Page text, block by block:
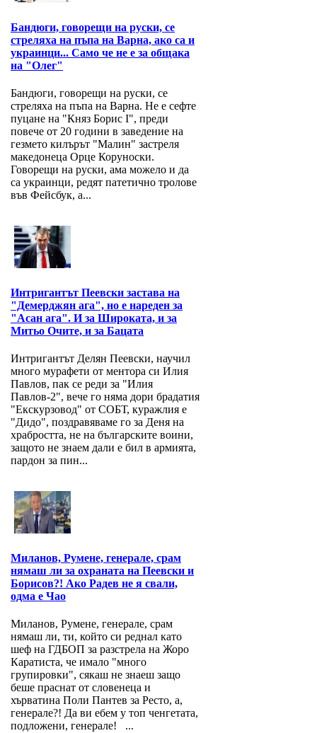
Бандюги, говорещи на руски, се
стреляха на пъпа на Варна, ако са и
украинци... Само че не е за общака
на "Олег"
Бандюги, говорещи на руски, се
стреляха на пъпа на Варна. Не е сефте
пуцане на "Княз Борис I", преди
повече от 20 години в заведение на
гезмето килърът "Малин" застреля
македонеца Орце Коруноски.
Говорещи на руски, ама можело и да
са украинци, редят патетично тролове
във Фейсбук, а...
Интригантът Пеевски застава на
"Демерджян ага", но е нареден за
"Асан ага". И за Широката, и за
Митьо Очите, и за Бацата
Интригантът Делян Пеевски, научил
много мурафети от ментора си Илия
Павлов, пак се реди за "Илия
Павлов-2", вече го няма дори брадатия
"Екскурзовод" от СОБТ, куражлия е
"Дидо", поздравяваме го за Деня на
храбростта, не на българските воини,
защото не знаем дали е бил в армията,
пардон за пин...
Миланов, Румене, генерале, срам
нямаш ли за охраната на Пеевски и
Борисов?! Ако Радев не я свали,
одма е Чао
Миланов, Румене, генерале, срам
нямаш ли, ти, който си реднал като
шеф на ГДБОП за разстрела на Жоро
Каратиста, че имало "много
групировки", сякаш не знаеш защо
беше праснат от словенеца и
хърватина Поли Пантев за Ресто, а,
генерале?! Да ви ебем у топ ченгетата,
подложени, генерале! ...